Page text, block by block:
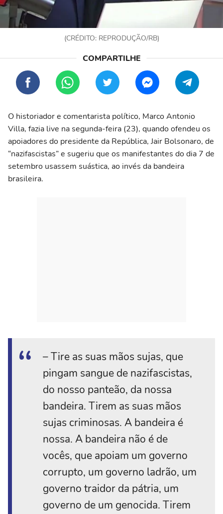
(CRÉDITO: REPRODUÇÃO/RB)
O historiador e comentarista político, Marco Antonio
Villa, fazia live na segunda-feira (23), quando ofendeu os
apoiadores do presidente da República, Jair Bolsonaro, de
“nazifascistas” e sugeriu que os manifestantes do dia 7 de
setembro usassem suástica, ao invés da bandeira
brasileira.
– Tire as suas mãos sujas, que
pingam sangue de nazifascistas,
do nosso panteão, da nossa
bandeira. Tirem as suas mãos
sujas criminosas. A bandeira é
nossa. A bandeira não é de
vocês, que apoiam um governo
corrupto, um governo ladrão, um
governo traidor da pátria, um
governo de um genocida. Tirem